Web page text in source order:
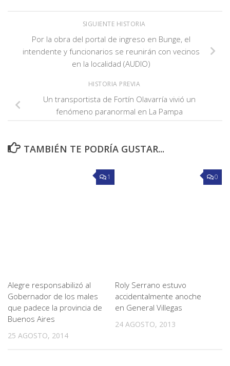
SIGUIENTE HISTORIA
Por la obra del portal de ingreso en Bunge, el
intendente y funcionarios se reunirán con vecinos
en la localidad (AUDIO)
HISTORIA PREVIA
Un transportista de Fortín Olavarría vivió un
fenómeno paranormal en La Pampa
TAMBIÉN TE PODRÍA GUSTAR...
1
Alegre responsabilizó al
Gobernador de los males
que padece la provincia de
Buenos Aires
25 AGOSTO, 2014
0
Roly Serrano estuvo
accidentalmente anoche
en General Villegas
24 AGOSTO, 2013